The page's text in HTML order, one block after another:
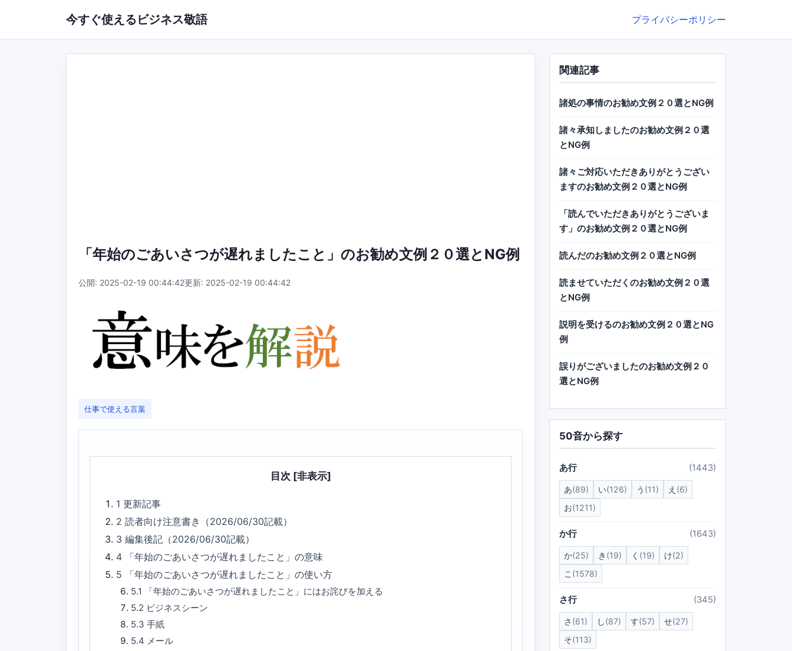
今すぐ使えるビジネス敬語 プライバシーポリシー
「年始のごあいさつが遅れましたこと」のお勧め文例２０選とNG例
公開: 2025-02-19 00:44:42更新: 2025-02-19 00:44:42
仕事で使える言葉
目次 [非表示]
1更新記事
2読者向け注意書き（2026/06/30記載）
3編集後記（2026/06/30記載）
4
「年始のごあいさつが遅れましたこと」の意味
5
「年始のごあいさつが遅れましたこと」の使い方
5.1
「年始のごあいさつが遅れましたこと」にはお詫びを加える
5.2 ビジネスシーン
5.3 手紙
5.4 メール
関連記事
諸処の事情のお勧め文例２０選とNG例
諸々承知しましたのお勧め文例２０選
とNG例
諸々ご対応いただきありがとうござい
ますのお勧め文例２０選とNG例
「読んでいただきありがとうございま
す」のお勧め文例２０選とNG例
読んだのお勧め文例２０選とNG例
読ませていただくのお勧め文例２０選
とNG例
説明を受けるのお勧め文例２０選とNG
例
誤りがございましたのお勧め文例２０
選とNG例
50音から探す
あ行 (1443)
あ(89) い(126) う (11) え (6)
お(1211)
か行 (1643)
か(25) き (19) く (19) け(2)
こ (1578)
さ行 (345)
さ (61) し(87) す(57) せ(27)
そ(113)